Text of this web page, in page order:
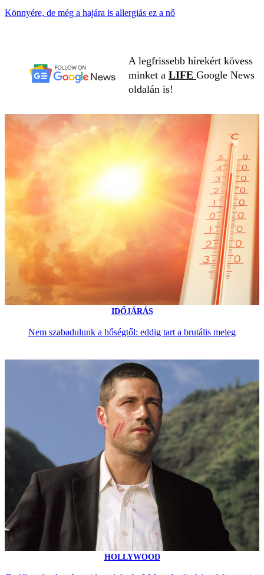
Könnyére, de még a hajára is allergiás ez a nő
A legfrissebb hírekért kövess
minket a LIFE Google News
oldalán is!
IDŐJÁRÁS
Nem szabadulunk a hőségtől: eddig tart a brutális meleg
HOLLYWOOD